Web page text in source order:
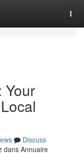
Your
Discuss
dans Annuaire